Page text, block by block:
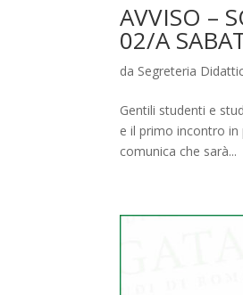
AVVISO –
02/A
da Segreteria
Gentili studenti e
e il primo incontro in
comunica che sarà...